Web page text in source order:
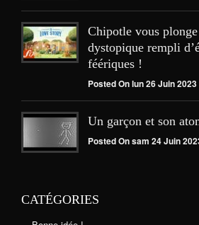
Chipotle vous
dystopique rempli
féériques !
Posted On lun 26 Juin 2023
Un garçon et son
Posted On sam 24 Juin
CATÉGORIES